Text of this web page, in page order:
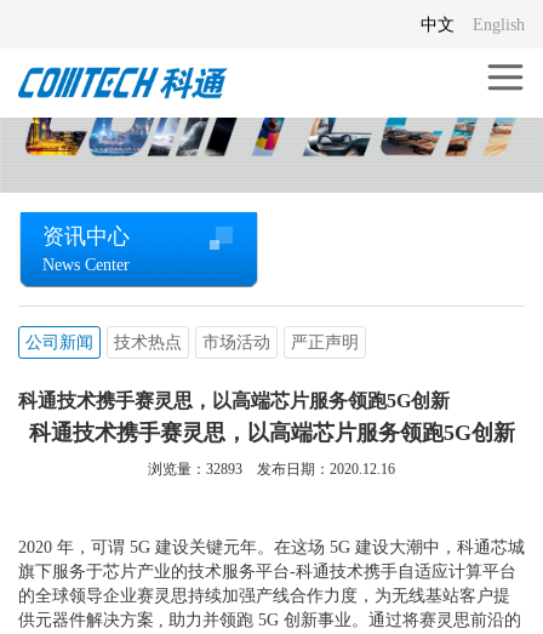
English
中文
资讯中心
News Center
公司新闻 技术热点 市场活动 严正声明
科通技术携手赛灵思，以高端芯片服务领跑5G创新
科通技术携手赛灵思，以高端芯片服务领跑5G创新
浏览量： 32893 发布日期：2020.12.16
2020 年，可谓 5G 建设关键元年。在这场 5G 建设大潮中，科通芯城
旗下服务于芯片产业的技术服务平台-科通技术携手自适应计算平台
的全球领导企业赛灵思持续加强产线合作力度，为无线基站客户提
供元器件解决方案 , 助力并领跑 5G 创新事业。通过将赛灵思前沿的